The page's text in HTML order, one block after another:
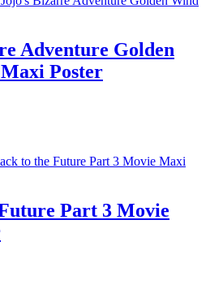
Adventure Golden
Poster
Part 3 Movie